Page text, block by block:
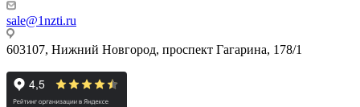
sale@1nzti.ru
603107, Нижний Новгород, проспект Гагарина, 178/1